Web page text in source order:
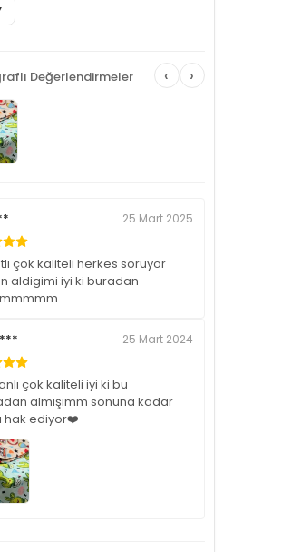
Değerlendirmeler ‹ ›
25 Mart 2025
çok kaliteli herkes soruyor
aldigimi iyi ki buradan
25 Mart 2024
çok kaliteli iyi ki bu
almışımm sonuna kadar
hak ediyor❤️